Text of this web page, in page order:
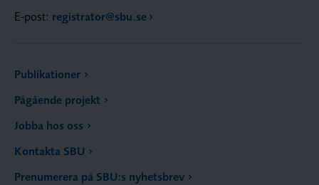
E-post: registrator@sbu.se
Publikationer
Pågående projekt
Jobba hos oss
Kontakta SBU
Prenumerera på SBU:s nyhetsbrev